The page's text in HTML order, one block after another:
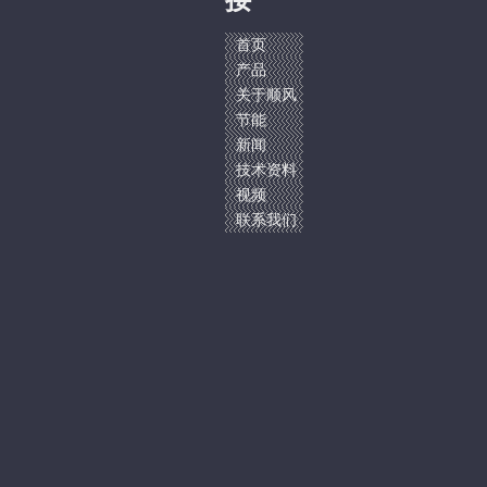
首页
产品
关于顺风
节能
新闻
技术资料
视频
联系我们